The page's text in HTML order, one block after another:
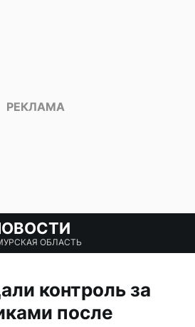
ОБЛАСТЬ
контроль за
после